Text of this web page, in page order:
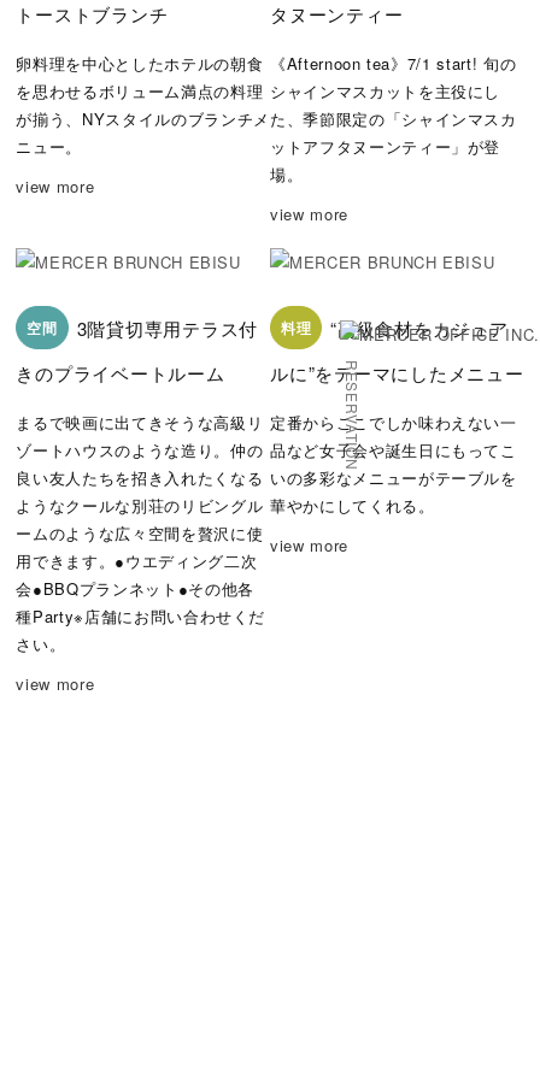
トーストブランチ
卵料理を中心としたホテルの朝食
を思わせるボリューム満点の料理
が揃う、NYスタイルのブランチメ
ニュー。
view more
タヌーンティー
《Afternoon tea》7/1 start! 旬の
シャインマスカットを主役にし
た、季節限定の「シャインマスカ
ットアフタヌーンティー」が登
場。
view more
空間
3階貸切専用テラス付
きのプライベートルーム
まるで映画に出てきそうな高級リ
ゾートハウスのような造り。仲の
良い友人たちを招き入れたくなる
ようなクールな別荘のリビングル
ームのような広々空間を贅沢に使
用できます。●ウエディング二次
会●BBQプランネット●その他各
種Party※店舗にお問い合わせくだ
さい。
view more
料理
“高級食材をカジュア
ルに”をテーマにしたメニュー
定番からここでしか味わえない一
品など女子会や誕生日にもってこ
いの多彩なメニューがテーブルを
華やかにしてくれる。
view more
RESERVATION